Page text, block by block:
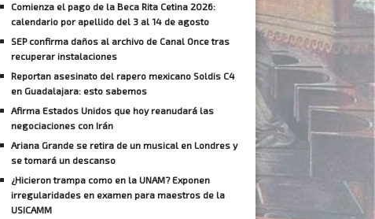
Comienza el pago de la Beca Rita Cetina 2026:
calendario por apellido del 3 al 14 de agosto
SEP confirma daños al archivo de Canal Once tras
recuperar instalaciones
Reportan asesinato del rapero mexicano Soldis C4
en Guadalajara: esto sabemos
Afirma Estados Unidos que hoy reanudará las
negociaciones con Irán
Ariana Grande se retira de un musical en Londres y
se tomará un descanso
¿Hicieron trampa como en la UNAM? Exponen
irregularidades en examen para maestros de la
USICAMM